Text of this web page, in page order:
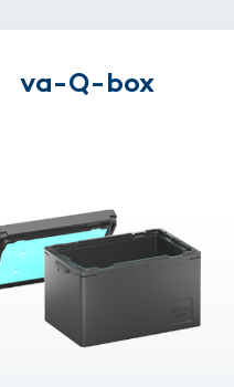
va-Q-box